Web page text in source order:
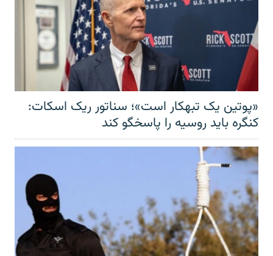
«پوتین یک تبهکار است»؛ سناتور ریک اسکات:
کنگره باید روسیه را پاسخگو کند